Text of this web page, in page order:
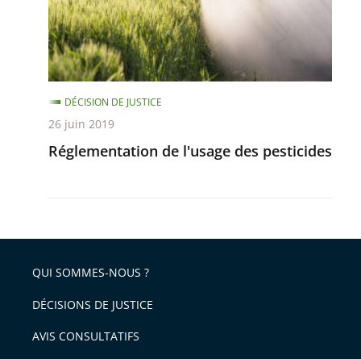
pesticides
Réglementation de l'usage des pesticides
DÉCISION DE JUSTICE
26 juin 2019
QUI SOMMES-NOUS ?
DÉCISIONS DE JUSTICE
AVIS CONSULTATIFS